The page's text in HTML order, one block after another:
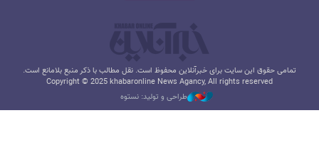
تمامی حقوق این سایت برای خبرآنلاین محفوظ است. نقل مطالب با ذکر منبع بلامانع است.
Copyright © 2025 khabaronline News Agancy, All rights reserved
طراحی و تولید: نستوه